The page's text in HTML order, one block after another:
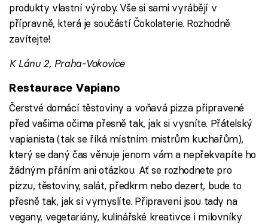
produkty vlastní výroby. Vše si sami vyrábějí v
přípravně, která je součástí Čokolaterie. Rozhodně
zavítejte!
K Lánu 2, Praha-Vokovice
Restaurace Vapiano
Čerstvé domácí těstoviny a voňavá pizza připravené
před vašima očima přesně tak, jak si vysníte. Přátelský
vapianista (tak se říká místním mistrům kuchařům),
který se daný čas věnuje jenom vám a nepřekvapíte ho
žádným přáním ani otázkou. Ať se rozhodnete pro
pizzu, těstoviny, salát, předkrm nebo dezert, bude to
přesně tak, jak si vymyslíte. Připraveni jsou tady na
vegany, vegetariány, kulinářské kreativce i milovníky